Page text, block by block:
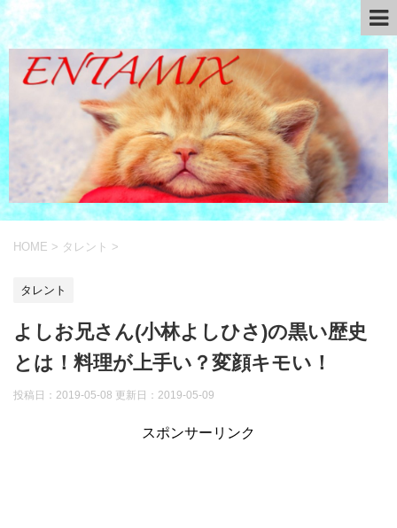
HOME > タレント >
タレント
よしお兄さん(小林よしひさ)の黒い歴史
とは！料理が上手い？変顔キモい！
投稿日：2019-05-08 更新日： 2019-05-09
スポンサーリンク